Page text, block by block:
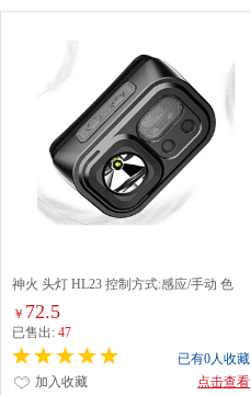
神火 头灯 HL23 控制方式:感应/手动 色
温:6000K 光通量:180lm 功率：2W
￥ 72.5
已售出: 47
已有0人收藏
点击查看
加入收藏